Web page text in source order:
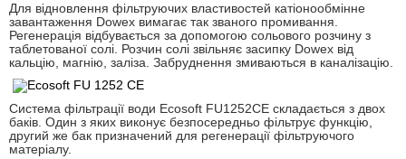
Для відновлення фільтруючих властивостей катіонообмінне
завантаження Dowex вимагає так званого промивання.
Регенерація відбувається за допомогою сольового розчину з
таблетованої солі. Розчин солі звільняє засипку Dowex від
кальцію, магнію, заліза. Забруднення змиваються в каналізацію.
Система фільтрації води Ecosoft FU1252CE складається з двох
баків. Один з яких виконує безпосередньо фільтрує функцію,
другий же бак призначений для регенерації фільтруючого
матеріалу.